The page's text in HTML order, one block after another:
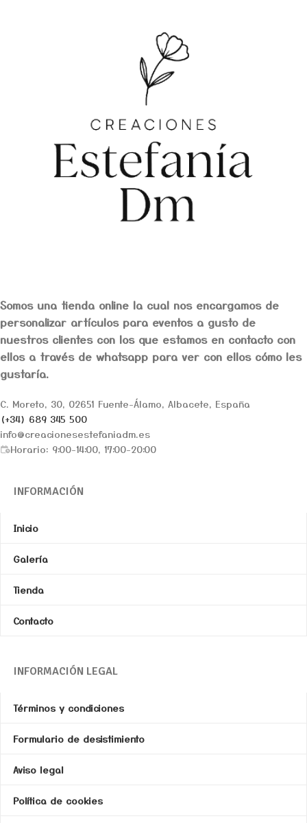
Somos una tienda online la cual nos encargamos de
personalizar artículos para eventos a gusto de
nuestros clientes con los que estamos en contacto con
ellos a través de whatsapp para ver con ellos cómo les
gustaría.
C. Moreto, 30, 02651 Fuente-Álamo, Albacete, España
(+34) 689 345 500
info@creacionesestefaniadm.es
Horario: 9:00-14:00, 17:00-20:00
INFORMACIÓN
Inicio
Galería
Tienda
Contacto
INFORMACIÓN LEGAL
Términos y condiciones
Formulario de desistimiento
Aviso legal
Política de cookies